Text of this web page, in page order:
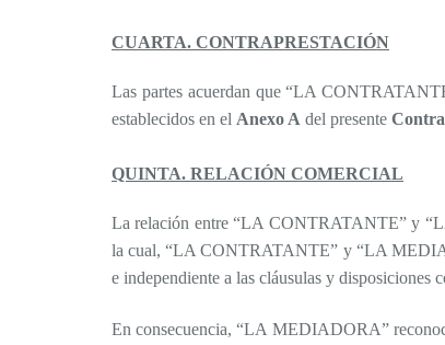
CUARTA. CONTRAPRESTACIÓN
Las partes acuerdan que “LA
establecidos en el Anexo A del presente
QUINTA. RELACIÓN COMERCIAL
La relación entre “LA CONTRATANTE” y
la cual, “LA CONTRATANTE” y “LA
e independiente a las cláusulas y disposiciones
En consecuencia, “LA MEDIADORA”